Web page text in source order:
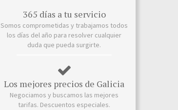
365 días a tu servicio
Somos comprometidas y trabajamos todos
los días del año para resolver cualquier
duda que pueda surgirte.
Los mejores precios de Galicia
Negociamos y buscamos las mejores
tarifas. Descuentos especiales.